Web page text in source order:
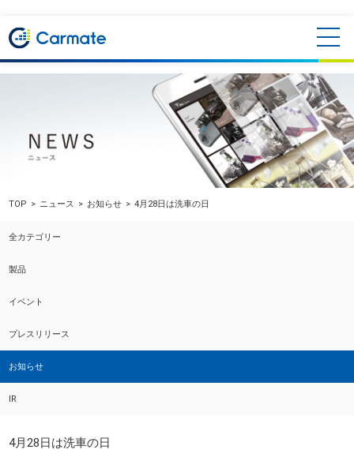
TOP ニュース お知らせ 4月28日は洗車の日
全カテゴリー
製品
イベント
プレスリリース
お知らせ
IR
4月28日は洗車の日